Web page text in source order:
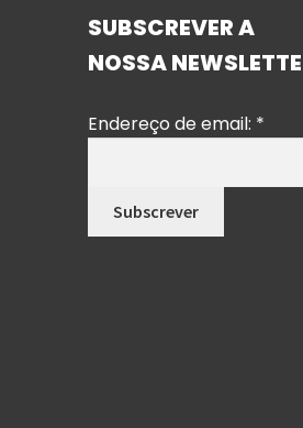
SUBSCREVER A
NOSSA
Endereço de email: *